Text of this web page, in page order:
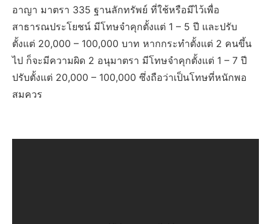
อาญา มาตรา 335 ฐานลักทรัพย์ ที่ใช้หรือมีไว้เพื่อ
สาธารณประโยชน์ มีโทษจำคุกตั้งแต่ 1 – 5 ปี และปรับ
ตั้งแต่ 20,000 – 100,000 บาท หากกระทำตั้งแต่ 2 คนขึ้น
ไป ก็จะมีความผิด 2 อนุมาตรา มีโทษจำคุกตั้งแต่ 1 – 7 ปี
ปรับตั้งแต่ 20,000 – 100,000 ซึ่งถือว่าเป็นโทษที่หนักพอ
สมควร